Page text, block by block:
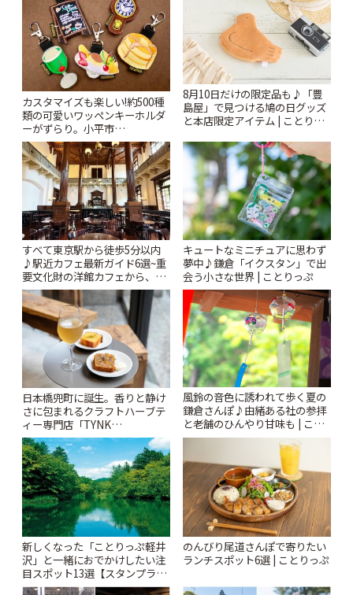
カスタマイズも楽しい!約500種
類の可愛いワッペンキーホルダ
ーがずらり。小平市
「Kimamaya T&K」 | ことりっ
ぷ
8月10日だけの限定品も♪「豊
島屋」で見つける鳩の日グッズ
と本店限定アイテム | ことりっ
すべて東京駅から徒歩5分以内
♪駅近カフェ最新ガイド6選~重
要文化財の洋館カフェから、改
札すぐのレトロ喫茶まで~ | こと
りっぷ
キュートなミニチュアに思わず
夢中♪鎌倉「イクスタン」で出
会う小さな世界 | ことりっぷ
日本橋兜町に誕生。香りと静け
さに包まれるクラフトハーブテ
ィー専門店「TYNK
Kabutocho」 | ことりっぷ
風鈴の音色に誘われて歩く夏の
鎌倉さんぽ♪由緒ある社の参拝
と老舗のひんやり甘味も | こと
りっぷ
新しくなった「ことりっぷ軽井
沢」と一緒におでかけしたい注
目スポット13選【スタンプラリ
ー開催中】 | ことりっぷ
のんびり尾道さんぽで寄りたい
ランチスポット6選 | ことりっぷ